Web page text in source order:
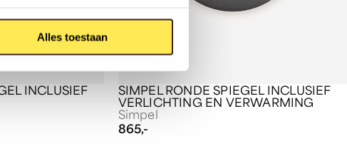
Alles toestaan
INCLUSIEF
SIMPEL RONDE SPIEGEL INCLUSIEF
VERLICHTING EN VERWARMING
Simpel
865,-